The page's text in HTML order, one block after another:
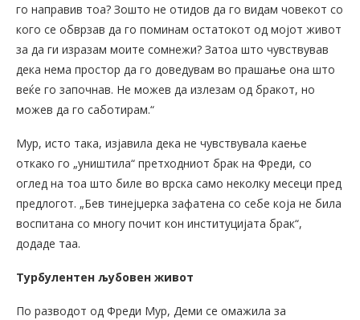
го направив тоа? Зошто не отидов да го видам човекот со
кого се обврзав да го поминам остатокот од мојот живот
за да ги изразам моите сомнежи? Затоа што чувствував
дека нема простор да го доведувам во прашање она што
веќе го започнав. Не можев да излезам од бракот, но
можев да го саботирам.“
Мур, исто така, изјавила дека не чувствувала каење
откако го „уништила“ претходниот брак на Фреди, со
оглед на тоа што биле во врска само неколку месеци пред
предлогот. „Бев тинејџерка зафатена со себе која не била
воспитана со многу почит кон институцијата брак“,
додаде таа.
Турбулентен љубовен живот
По разводот од Фреди Мур, Деми се омажила за